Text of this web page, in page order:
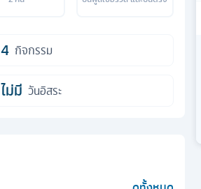
4 กิจกรรม
ไม่มี วันอิสระ